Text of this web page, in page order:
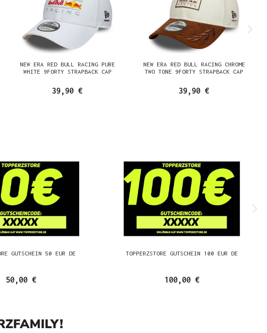
NEW ERA RED BULL RACING PURE
WHITE 9FORTY STRAPBACK CAP
39,90 €
NEW ERA RED BULL RACING CHROME
TWO TONE 9FORTY STRAPBACK CAP
39,90 €
GUTSCHEIN 50 EUR DE
50,00 €
TOPPERZSTORE GUTSCHEIN 100 EUR DE
100,00 €